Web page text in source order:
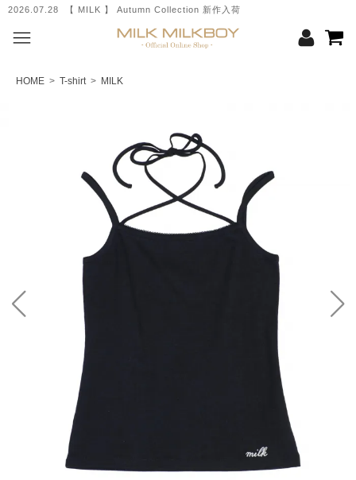
2026.07.28 【 MILK 】 Autumn Collection 新作入荷
HOME > T-shirt> MILK